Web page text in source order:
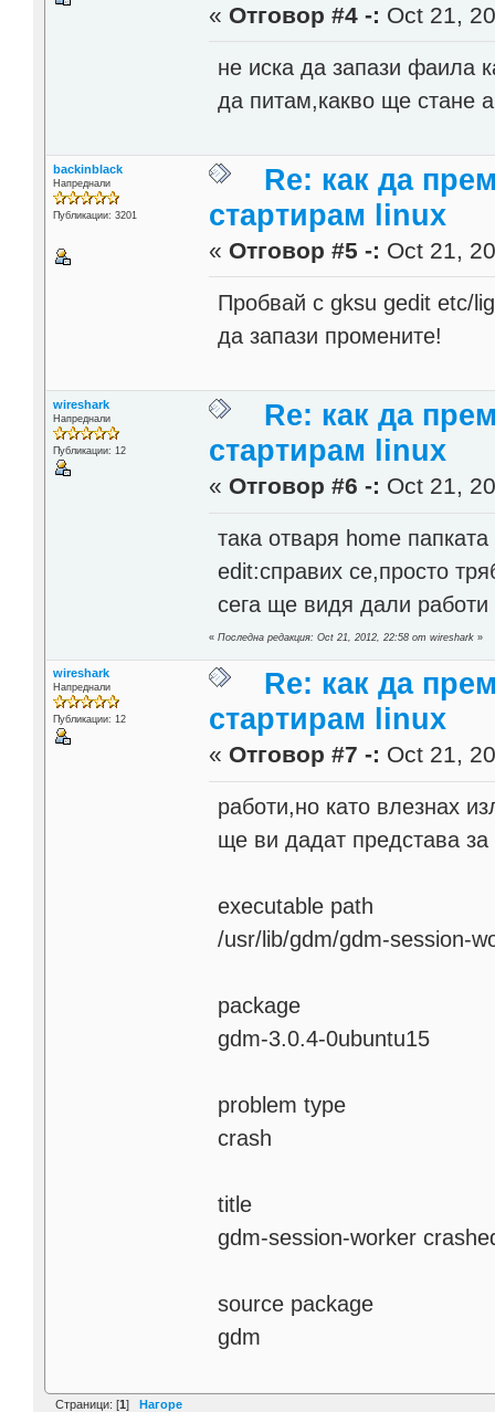
« Отговор #4 -: Oct 21,
не иска да запази фаила
да питам,какво ще стане
backinblack
Напреднали
Публикации: 3201
Re: как да
стартирам linux
« Отговор #5 -: Oct 21,
Пробвай с gksu gedit etc/
да запази промените!
wireshark
Напреднали
Публикации: 12
Re: как да
стартирам linux
« Отговор #6 -: Oct 21,
така отваря home папката
edit:справих се,просто
сега ще видя дали работи
«Последна редакция: Oct 21, 2012, 22:58 от wireshark »
wireshark
Напреднали
Публикации: 12
Re: как да
стартирам linux
« Отговор #7 -: Oct 21,
работи,но като влезнах
ще ви дадат представа за
executable path
/usr/lib/gdm/gdm-session-
package
gdm-3.0.4-0ubuntu15
problem type
crash
title
gdm-session-worker
source package
gdm
Страници: [1] Нагоре